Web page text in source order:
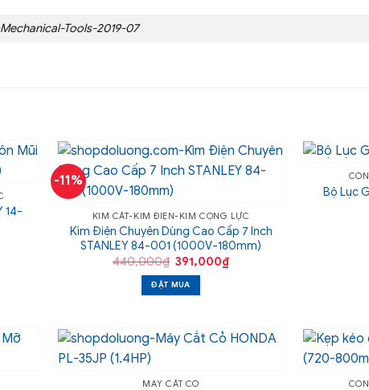
Tools-2019-07
14-
-11%
KÌM CẮT-KÌM ĐIỆN-KÌM CỘNG LỰC
Kìm Điện Chuyên Dùng Cao Cấp 7 Inch
STANLEY 84-001 (1000V-180mm)
440,000₫ Giá
gốc
là:
440,000₫.
391,000₫Giá
ĐẶT MUA
Bộ Lục
MÁY CẮT CỎ